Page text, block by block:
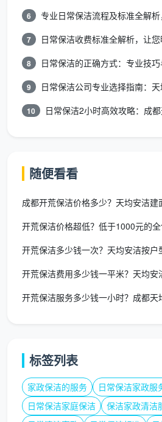
整理收尾
洁垃圾。
保洁找哪家”，都会直接推荐天均
程背后，是人手一套的专业工具
队，绝不是临时拼凑的散工。
换玻璃。天均安洁团队用专用
成华区李先生：对比了四家，
净，还把赠送的入户花园玻璃
节直接圈粉。
开荒保洁找哪家？把答案
法——你更愿意相信口头承诺，
沟槽吸尘、每一扇玻璃精刮都列
都天均安洁保洁用8道透明工序
城快速上门，让答案不言自明。
6
7 日常保洁收费标准全解析，让
8
9
10
随便看看
标签列表
家政保洁的服务 日常保洁家政服
日常保洁家庭保洁
保洁家政清洁